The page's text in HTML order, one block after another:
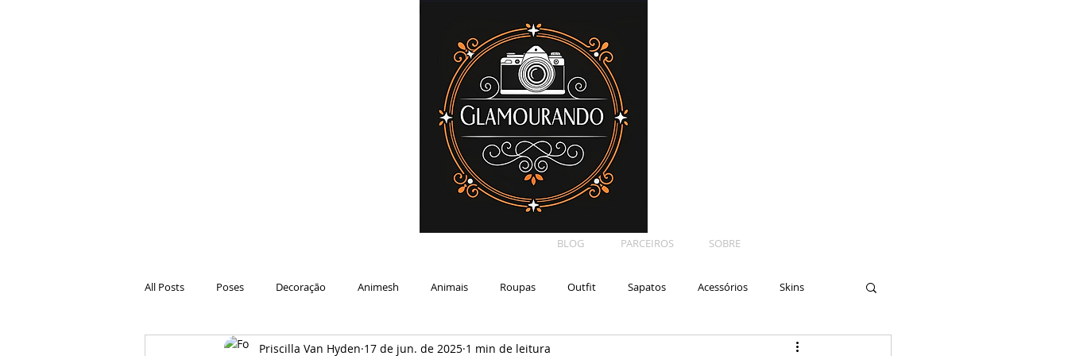
BLOG PARCEIROS SOBRE
All Posts Poses Decoração Animesh Animais Roupas Outfit Sapatos Acessórios Skins
Animações Danças Car Shape Makeup
Priscilla Van Hyden 17 de jun. de 2025 1 min de leitura